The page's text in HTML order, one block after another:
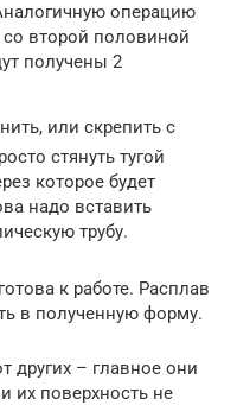
операцию
второй половиной
получены 2
или скрепить с
стянуть тугой
которое будет
надо вставить
трубу.
к работе. Расплав
в полученную форму.
других – главное они
их поверхность не